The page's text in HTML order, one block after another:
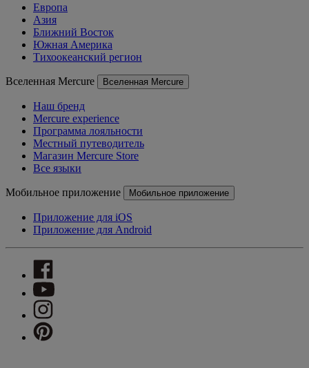
Европа
Азия
Ближний Восток
Южная Америка
Тихоокеанский регион
Вселенная Mercure Вселенная Mercure
Наш бренд
Mercure experience
Программа лояльности
Местный путеводитель
Магазин Mercure Store
Все языки
Мобильное приложение Мобильное приложение
Приложение для iOS
Приложение для Android